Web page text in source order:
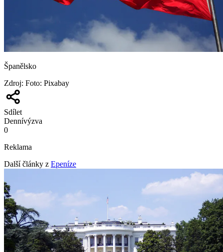
Španělsko
Zdroj: Foto: Pixabay
Sdílet
Dennívýzva
0
Reklama
Další články z Epeníze